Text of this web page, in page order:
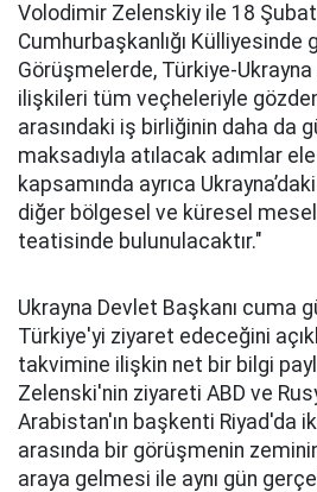
Volodimir Zelenskiy ile 18 Şubat
Cumhurbaşkanlığı Külliyesinde
Görüşmelerde, Türkiye-
ilişkileri tüm veçheleriyle
arasındaki iş birliğinin daha da
maksadıyla atılacak adımlar
kapsamında ayrıca
diğer bölgesel ve küresel
teatisinde bulunulacaktır."
Ukrayna Devlet Başkanı cuma
Türkiye'yi ziyaret edeceğini
takvimine ilişkin net bir bilgi
Zelenski'nin ziyareti ABD ve
Arabistan'ın başkenti Riyad'da
arasında bir görüşmenin
araya gelmesi ile aynı gün